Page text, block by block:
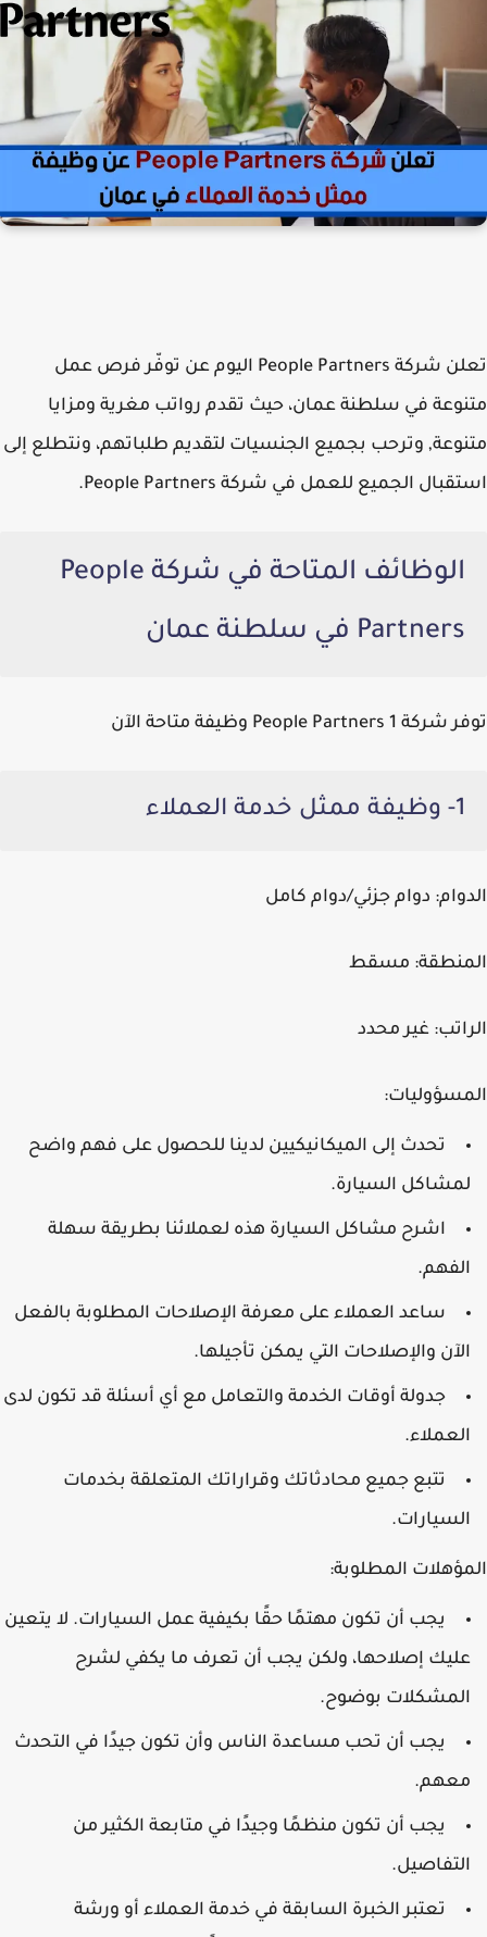
تعلن شركة People Partners اليوم عن توفّر فرص عمل
متنوعة في سلطنة عمان، حيث تقدم رواتب مغرية ومزايا
متنوعة, وترحب بجميع الجنسيات لتقديم طلباتهم، ونتطلع إلى
استقبال الجميع للعمل في شركة People Partners.
الوظائف المتاحة في شركة People
Partners في سلطنة عمان
توفر شركة People Partners 1 وظيفة متاحة الآن
1- وظيفة ممثل خدمة العملاء
الدوام: دوام جزئي/دوام كامل
المنطقة: مسقط
الراتب: غير محدد
المسؤوليات:
تحدث إلى الميكانيكيين لدينا للحصول على فهم واضح
لمشاكل السيارة.
اشرح مشاكل السيارة هذه لعملائنا بطريقة سهلة
الفهم.
ساعد العملاء على معرفة الإصلاحات المطلوبة بالفعل
الآن والإصلاحات التي يمكن تأجيلها.
جدولة أوقات الخدمة والتعامل مع أي أسئلة قد تكون لدى
العملاء.
تتبع جميع محادثاتك وقراراتك المتعلقة بخدمات
السيارات.
المؤهلات المطلوبة:
يجب أن تكون مهتمًا حقًا بكيفية عمل السيارات. لا يتعين
عليك إصلاحها، ولكن يجب أن تعرف ما يكفي لشرح
المشكلات بوضوح.
يجب أن تحب مساعدة الناس وأن تكون جيدًا في التحدث
معهم.
يجب أن تكون منظمًا وجيدًا في متابعة الكثير من
التفاصيل.
تعتبر الخبرة السابقة في خدمة العملاء أو ورشة